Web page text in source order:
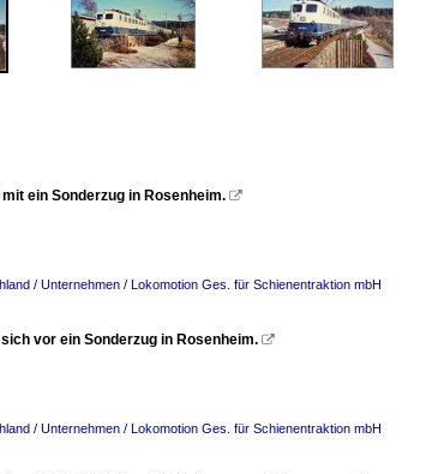
ein Sonderzug in Rosenheim. 
/ Unternehmen / Lokomotion Ges. für Schienentraktion mbH
vor ein Sonderzug in Rosenheim. 
/ Unternehmen / Lokomotion Ges. für Schienentraktion mbH